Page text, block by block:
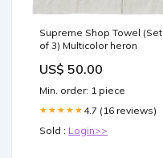
Supreme Shop Towel (Set
of 3) Multicolor heron
US$ 50.00
Min. order: 1 piece
★★★★★ 4.7 (16 reviews)
Sold : Login>>